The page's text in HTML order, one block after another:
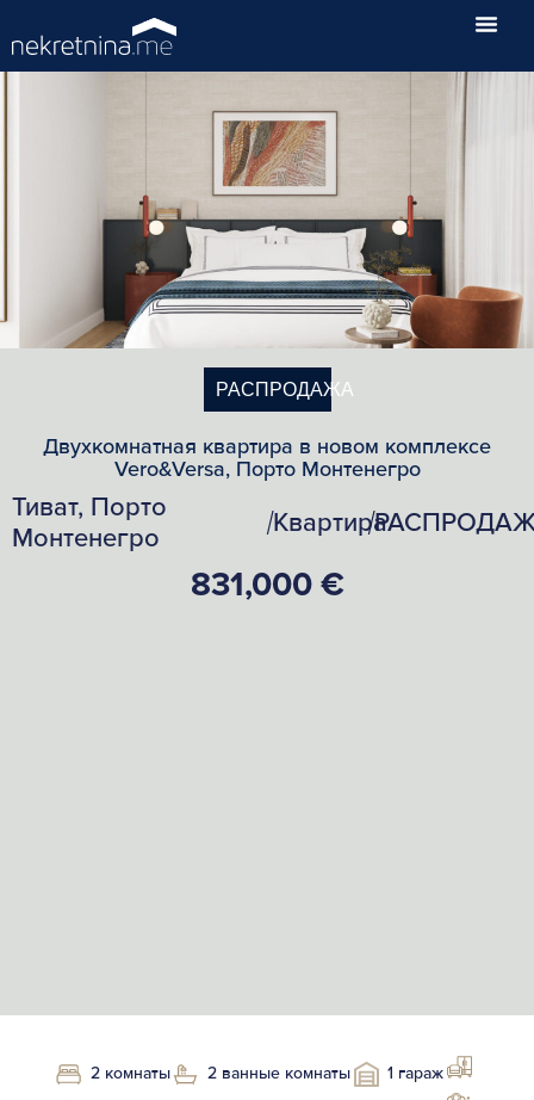
РАСПРОДАЖА
Двухкомнатная квартира в новом комплексе
Vero&Versa, Порто Монтенегро
Тиват, Порто
Монтенегро
/Квартира
/
831,000 €
2 комнаты 2 ванные комнаты
1 гараж